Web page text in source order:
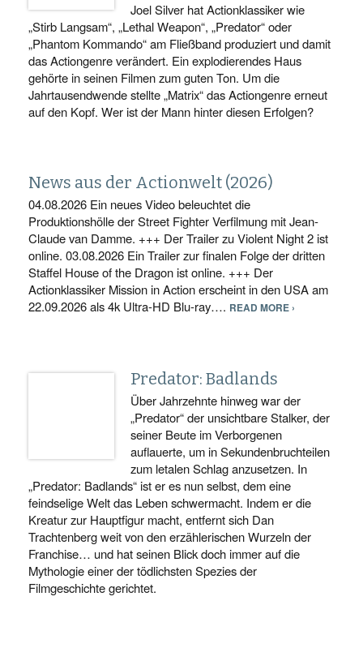
Joel Silver hat Actionklassiker wie
„Stirb Langsam“, „Lethal Weapon“, „Predator“ oder
„Phantom Kommando“ am Fließband produziert und damit
das Actiongenre verändert. Ein explodierendes Haus
gehörte in seinen Filmen zum guten Ton. Um die
Jahrtausendwende stellte „Matrix“ das Actiongenre erneut
auf den Kopf. Wer ist der Mann hinter diesen Erfolgen?
News aus der Actionwelt (2026)
04.08.2026 Ein neues Video beleuchtet die
Produktionshölle der Street Fighter Verfilmung mit Jean-
Claude van Damme. +++ Der Trailer zu Violent Night 2 ist
online. 03.08.2026 Ein Trailer zur finalen Folge der dritten
Staffel House of the Dragon ist online. +++ Der
Actionklassiker Mission in Action erscheint in den USA am
22.09.2026 als 4k Ultra-HD Blu-ray…. READ MORE ›
Predator: Badlands
Über Jahrzehnte hinweg war der
„Predator“ der unsichtbare Stalker, der
seiner Beute im Verborgenen
auflauerte, um in Sekundenbruchteilen
zum letalen Schlag anzusetzen. In
„Predator: Badlands“ ist er es nun selbst, dem eine
feindselige Welt das Leben schwermacht. Indem er die
Kreatur zur Hauptfigur macht, entfernt sich Dan
Trachtenberg weit von den erzählerischen Wurzeln der
Franchise… und hat seinen Blick doch immer auf die
Mythologie einer der tödlichsten Spezies der
Filmgeschichte gerichtet.